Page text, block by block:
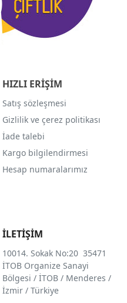
HIZLI ERİŞİM
Satış sözleşmesi
Gizlilik ve çerez politikası
İade talebi
Kargo bilgilendirmesi
Hesap numaralarımız
İLETİŞİM
10014. Sokak No:20 35471
İTOB Organize Sanayi
Bölgesi / İTOB / Menderes /
İzmir / Türkiye